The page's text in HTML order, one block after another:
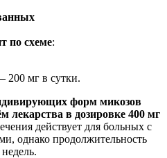
по схеме:
200 мг в сутки.
форм микозов
лекарства в дозировке 400 мг
действует для больных с
однако продолжительность